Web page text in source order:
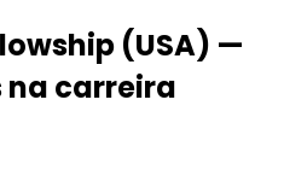
(USA) —
na carreira